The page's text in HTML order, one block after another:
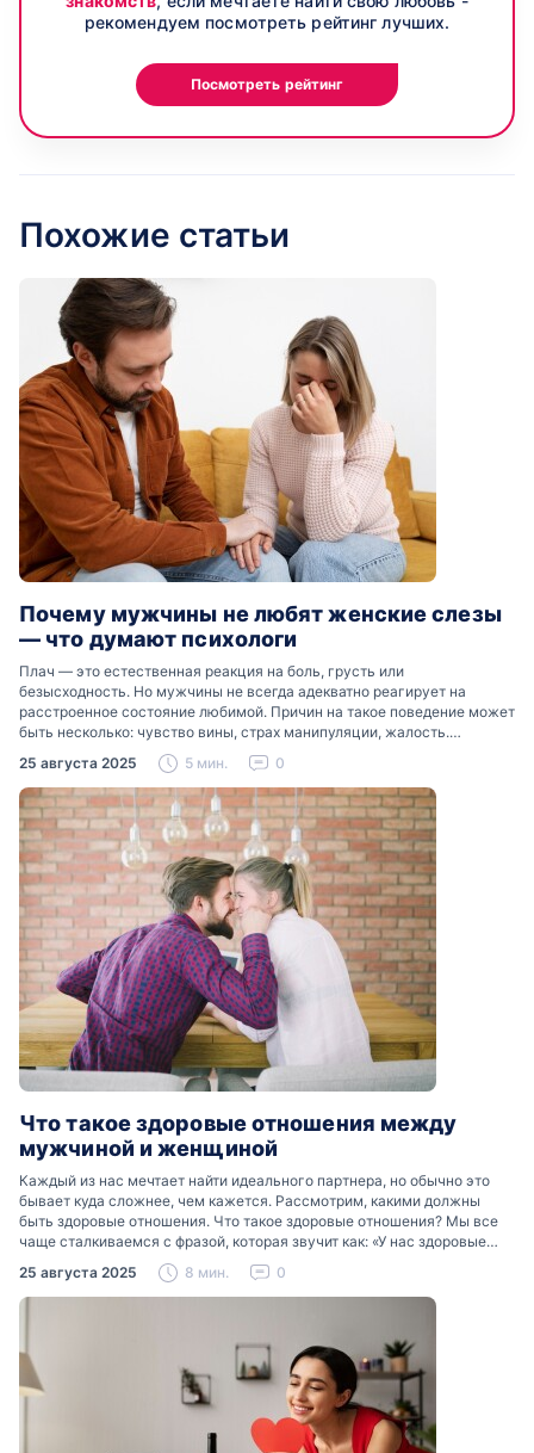
рекомендуем посмотреть рейтинг лучших.
Посмотреть рейтинг
Похожие статьи
Почему мужчины не любят женские слезы
— что думают психологи
Плач — это естественная реакция на боль, грусть или
безысходность. Но мужчины не всегда адекватно реагирует на
расстроенное состояние любимой. Причин на такое поведение может
быть несколько: чувство вины, страх манипуляции, жалость.
Разобраться, почему мужчины боятся женских слез, помогут советы
психологов…
25 августа 2025 5 мин. 0
Что такое здоровые отношения между
мужчиной и женщиной
Каждый из нас мечтает найти идеального партнера, но обычно это
бывает куда сложнее, чем кажется. Рассмотрим, какими должны
быть здоровые отношения. Что такое здоровые отношения? Мы все
чаще сталкиваемся с фразой, которая звучит как: «У нас здоровые
отношения». Что именно подразумевается…
25 августа 2025 8 мин. 0